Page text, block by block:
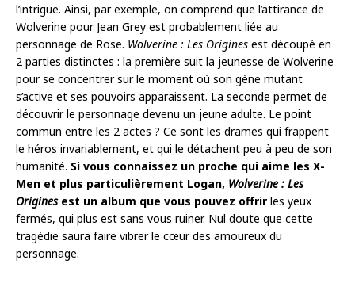
l’intrigue. Ainsi, par exemple, on comprend que l’attirance de
Wolverine pour Jean Grey est probablement liée au
personnage de Rose. Wolverine : Les Origines est découpé en
2 parties distinctes : la première suit la jeunesse de Wolverine
pour se concentrer sur le moment où son gène mutant
s’active et ses pouvoirs apparaissent. La seconde permet de
découvrir le personnage devenu un jeune adulte. Le point
commun entre les 2 actes ? Ce sont les drames qui frappent
le héros invariablement, et qui le détachent peu à peu de son
humanité. Si vous connaissez un proche qui aime les X-
Men et plus particulièrement Logan, Wolverine : Les
Originesest un album que vous pouvez offrir les yeux
fermés, qui plus est sans vous ruiner. Nul doute que cette
tragédie saura faire vibrer le cœur des amoureux du
personnage.